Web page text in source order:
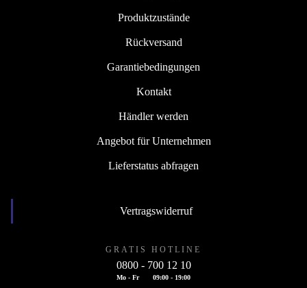
Produktzustände
Rückversand
Garantiebedingungen
Kontakt
Händler werden
Angebot für Unternehmen
Lieferstatus abfragen
Vertragswiderruf
GRATIS HOTLINE
0800 - 700 12 10
Mo - Fr 09:00 - 19:00